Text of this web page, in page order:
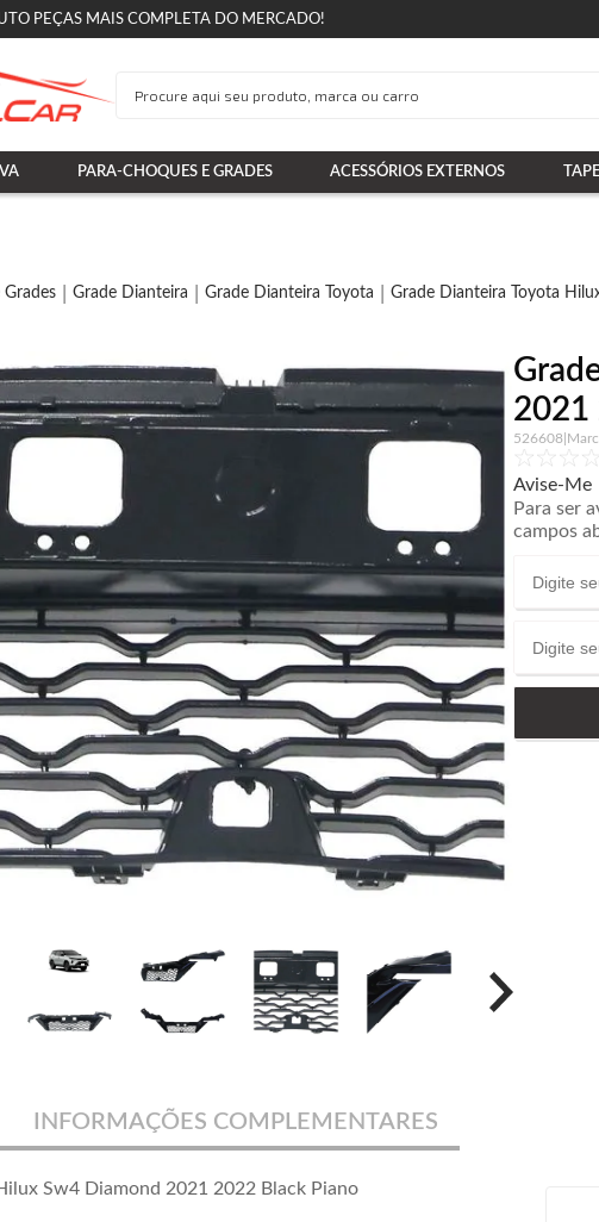
PEÇAS MAIS COMPLETA DO MERCADO!
PARA-CHOQUES E GRADES ACESSÓRIOS EXTERNOS
Grades Grade Dianteira Grade Dianteira Toyota Grade Dianteira Toyota
2021
526608
Avise-Me
Para ser
campos
INFORMAÇÕES COMPLEMENTARES
Sw4 Diamond 2021 2022 Black Piano